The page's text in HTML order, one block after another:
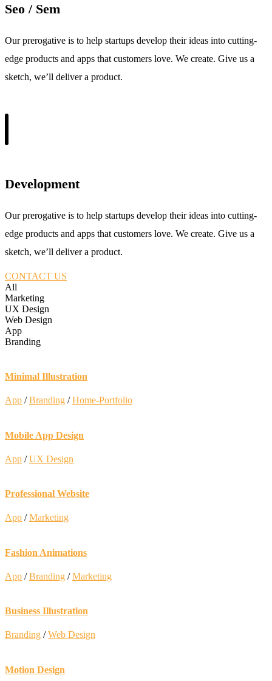
Seo / Sem
Our prerogative is to help startups develop their ideas into cutting-
edge products and apps that customers love. We create. Give us a
sketch, we’ll deliver a product.
Development
Our prerogative is to help startups develop their ideas into cutting-
edge products and apps that customers love. We create. Give us a
sketch, we’ll deliver a product.
CONTACT US
All
Marketing
UX Design
Web Design
App
Branding
Minimal Illustration
App /Branding /Home-Portfolio
Mobile App Design
App /UX Design
Professional Website
App /Marketing
Fashion Animations
App /Branding /Marketing
Business Illustration
Branding /Web Design
Motion Design